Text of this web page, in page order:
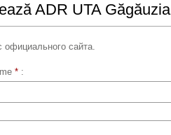
ADR UTA Găgăuzia
сайта.
* :